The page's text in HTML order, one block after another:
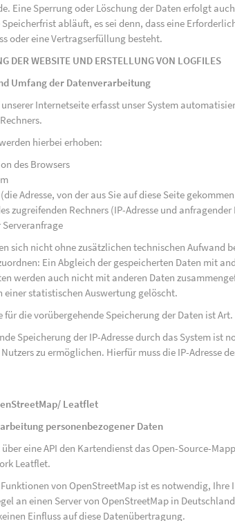
Eine Sperrung oder Löschung der Daten erfolgt
abläuft, es sei denn, dass eine
oder eine Vertragserfüllung besteht.
DER WEBSITE UND ERSTELLUNG VON LOGFILES
Umfang der Datenverarbeitung
Internetseite erfasst unser System
hierbei erhoben:
des Browsers
Adresse, von der aus Sie auf diese Seite
zugreifenden Rechners (IP-Adresse und anfragender
sich nicht ohne zusätzlichen technischen Aufwand
Ein Abgleich der gespeicherten Daten mit
werden auch nicht mit anderen Daten
einer statistischen Auswertung gelöscht.
die vorübergehende Speicherung der Daten ist Art.
Speicherung der IP-Adresse durch das System ist
zu ermöglichen. Hierfür muss die IP-Adresse
Leatflet
personenbezogener Daten
eine API den Kartendienst das Open-Source-
Leatflet.
von OpenStreetMap ist es notwendig, Ihre
an einen Server von OpenStreetMap in
Einfluss auf diese Datenübertragung.